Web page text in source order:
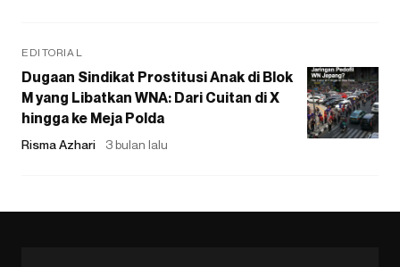
EDITORIAL
Dugaan Sindikat Prostitusi Anak di Blok
M yang Libatkan WNA: Dari Cuitan di X
hingga ke Meja Polda
Risma Azhari 3 bulan lalu